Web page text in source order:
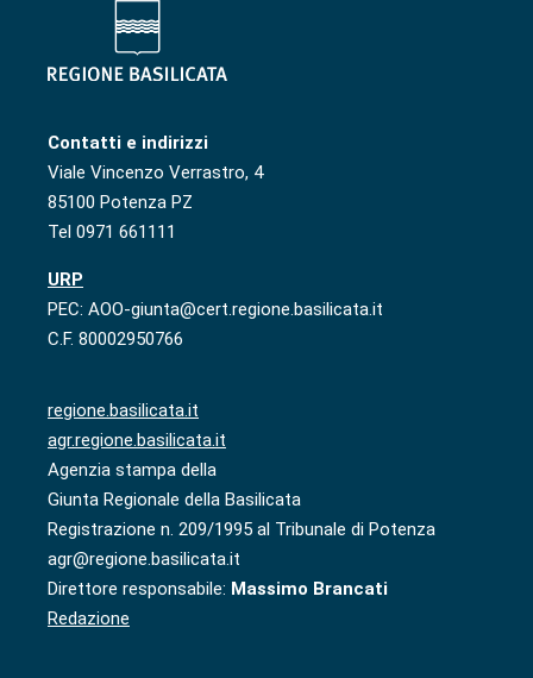
Contatti e indirizzi
Viale Vincenzo Verrastro, 4
85100 Potenza PZ
Tel 0971 661111
URP
PEC: AOO-giunta@cert.regione.basilicata.it
C.F. 80002950766
regione.basilicata.it
agr.regione.basilicata.it
Agenzia stampa della
Giunta Regionale della Basilicata
Registrazione n. 209/1995 al Tribunale di Potenza
agr@regione.basilicata.it
Direttore responsabile: Massimo Brancati
Redazione